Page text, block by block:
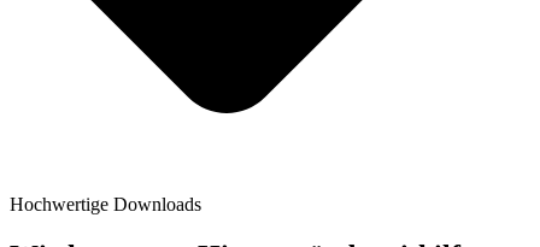
Hochwertige Downloads